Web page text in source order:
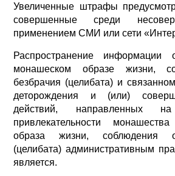
Увеличенные штрафы
совершенные среди
применением СМИ или сети
Распространение
монашеском образе жизни,
безбрачия (целибата) и
деторождения и (или)
действий, направленных
привлекательности
образа жизни, соблюдения
(целибата) административным
является.